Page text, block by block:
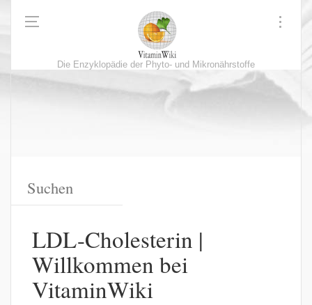
Die Enzyklopädie der Phyto- und Mikronährstoffe
LDL-Cholesterin |
Willkommen bei
VitaminWiki